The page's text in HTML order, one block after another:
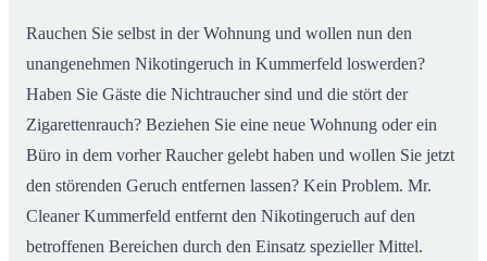
Rauchen Sie selbst in der Wohnung und wollen nun den
unangenehmen Nikotingeruch in Kummerfeld loswerden?
Haben Sie Gäste die Nichtraucher sind und die stört der
Zigarettenrauch? Beziehen Sie eine neue Wohnung oder ein
Büro in dem vorher Raucher gelebt haben und wollen Sie jetzt
den störenden Geruch entfernen lassen? Kein Problem. Mr.
Cleaner Kummerfeld entfernt den Nikotingeruch auf den
betroffenen Bereichen durch den Einsatz spezieller Mittel.